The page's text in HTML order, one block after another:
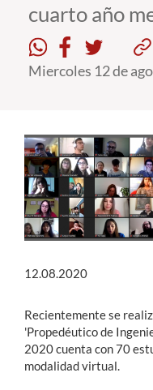
Postgrado
Formación Continua
Académicos
Funcionarios
Alumni
English
cuarto año
Miercoles 12 de
12.08.2020
Recientemente se
'Propedéutico de
2020 cuenta con 70
modalidad virtual.